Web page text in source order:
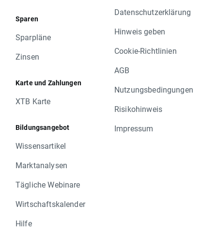
Sparen
Sparpläne
Zinsen
Karte und Zahlungen
XTB Karte
Bildungsangebot
Wissensartikel
Marktanalysen
Tägliche Webinare
Wirtschaftskalender
Hilfe
Datenschutzerklärung
Hinweis geben
Cookie-Richtlinien
AGB
Nutzungsbedingungen
Risikohinweis
Impressum